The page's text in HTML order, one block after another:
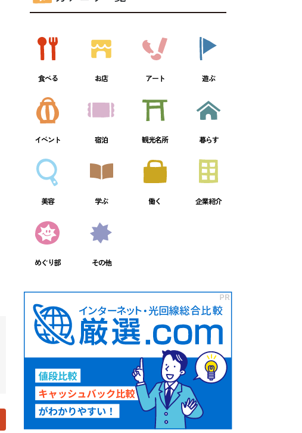
食べる お店 アート 遊ぶ
イベント 宿泊 観光名所 暮らす
美容 学ぶ 働く 企業紹介
めぐり部 その他